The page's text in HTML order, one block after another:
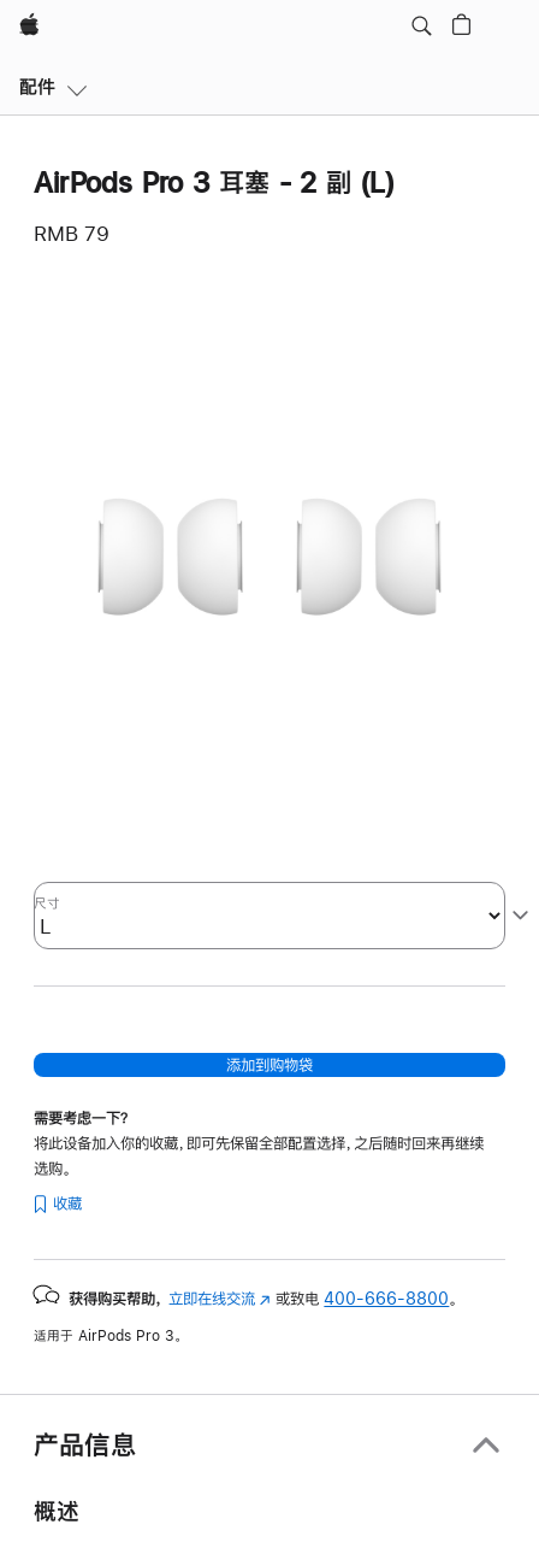
Apple
配件
AirPods Pro 3 耳塞 - 2 副 (L)
RMB 79
尺寸
添加到购物袋
需要考虑一下？
将此设备加入你的收藏，即可先保留全部配置选择，之后随时回来再继续
选购。
收藏
获得购买帮助， 立即在线交流 (在
中
或致电400-666-8800。
适用于 AirPods Pro 3。
产品信息
概述